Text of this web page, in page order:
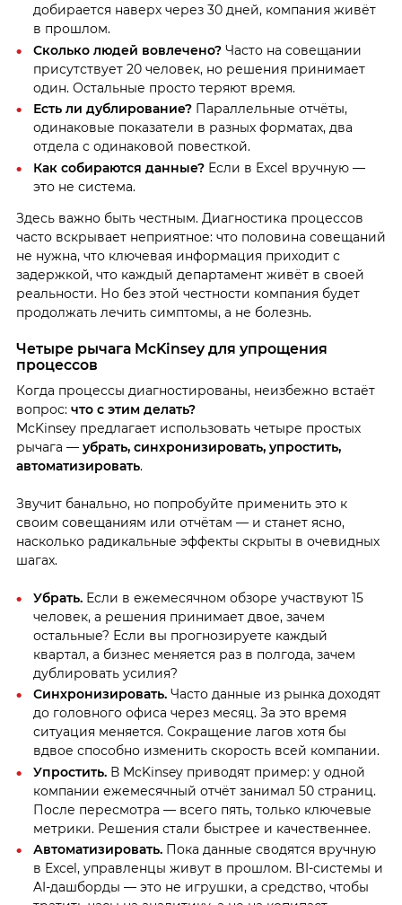
добирается наверх через 30 дней, компания живёт
в прошлом.
Сколько людей вовлечено?Часто на совещании
присутствует 20 человек, но решения принимает
один. Остальные просто теряют время.
Есть ли дублирование?Параллельные отчёты,
одинаковые показатели в разных форматах, два
отдела с одинаковой повесткой.
Как собираются данные?Если в Excel вручную —
это не система.
Здесь важно быть честным. Диагностика процессов
часто вскрывает неприятное: что половина совещаний
не нужна, что ключевая информация приходит с
задержкой, что каждый департамент живёт в своей
реальности. Но без этой честности компания будет
продолжать лечить симптомы, а не болезнь.
Четыре рычага McKinsey для упрощения
процессов
Когда процессы диагностированы, неизбежно встаёт
вопрос: что с этим делать?
McKinsey предлагает использовать четыре простых
рычага — убрать, синхронизировать, упростить,
автоматизировать.
Звучит банально, но попробуйте применить это к
своим совещаниям или отчётам — и станет ясно,
насколько радикальные эффекты скрыты в очевидных
шагах.
Убрать.Если в ежемесячном обзоре участвуют 15
человек, а решения принимает двое, зачем
остальные? Если вы прогнозируете каждый
квартал, а бизнес меняется раз в полгода, зачем
дублировать усилия?
Синхронизировать.Часто данные из рынка доходят
до головного офиса через месяц. За это время
ситуация меняется. Сокращение лагов хотя бы
вдвое способно изменить скорость всей компании.
Упростить.В McKinsey приводят пример: у одной
компании ежемесячный отчёт занимал 50 страниц.
После пересмотра — всего пять, только ключевые
метрики. Решения стали быстрее и качественнее.
Автоматизировать.Пока данные сводятся вручную
в Excel, управленцы живут в прошлом. BI-системы и
AI-дашборды — это не игрушки, а средство, чтобы